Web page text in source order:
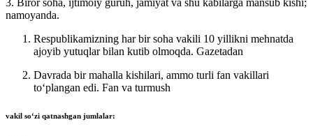
namoyanda.
Respublikamizning har bir soha vakili 10 yillikni mehnatda
ajoyib yutuqlar bilan kutib olmoqda. Gazetadan
Davrada bir mahalla kishilari, ammo turli fan vakillari
toʻplangan edi. Fan va turmush
vakil soʻzi qatnashgan jumlalar: